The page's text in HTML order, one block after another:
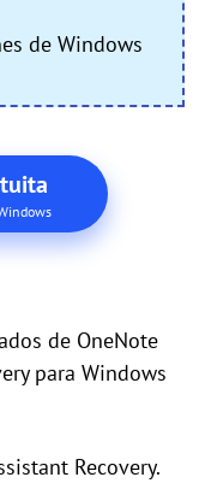
de Windows
de OneNote
para Windows
Recovery.